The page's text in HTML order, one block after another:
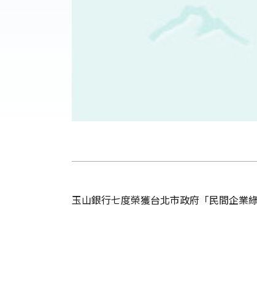
玉山銀行七度榮獲台北市政府「民間企業